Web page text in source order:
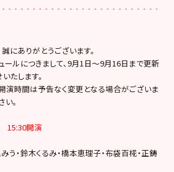
にありがとうございます。
ルにつきまして、9月1日～9月16日まで更新
たします。
演時間は予告なく変更となる場合がございま
。
15:30開演
う・鈴木くるみ・橋本恵理子・布袋百椛・正鋳